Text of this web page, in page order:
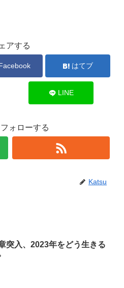
アする
はてブ
LINE
ォローする
Katsu
突入、2023年をどう生きる